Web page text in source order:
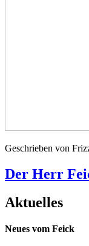
Geschrieben von
Der Herr
Aktuelles
Neues vom Feick